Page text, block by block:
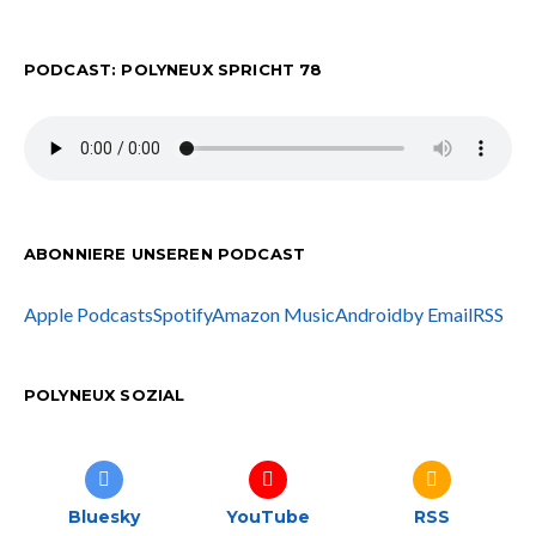
PODCAST: POLYNEUX SPRICHT 78
ABONNIERE UNSEREN PODCAST
Apple PodcastsSpotifyAmazon MusicAndroidby EmailRSS
POLYNEUX SOZIAL
Bluesky YouTube RSS